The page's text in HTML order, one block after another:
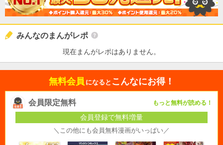
みんなのまんがレポ
現在まんがレポはありません。
無料会員 になると こんなにお得！
会員限定無料 もっと無料が読める！
会員登録で無料増量
＼この他にも会員無料漫画がいっぱい／